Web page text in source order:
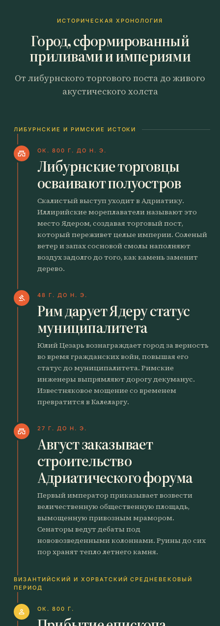
ИСТОРИЧЕСКАЯ ХРОНОЛОГИЯ
Город, сформированный
приливами и империями
От либурнского торгового поста до живого
акустического холста
ЛИБУРНСКИЕ И РИМСКИЕ ИСТОКИ
castle ОК. 800 Г. ДО Н. Э.
Либурнские торговцы
осваивают полуостров
Скалистый выступ уходит в Адриатику.
Иллирийские мореплаватели называют это
место Ядером, создавая торговый пост,
который переживет целые империи. Соленый
ветер и запах сосновой смолы наполняют
воздух задолго до того, как камень заменит
дерево.
gavel 48 Г. ДО Н. Э.
Рим дарует Ядеру статус
муниципалитета
Юлий Цезарь вознаграждает город за верность
во время гражданских войн, повышая его
статус до муниципалитета. Римские
инженеры выпрямляют дорогу декуманус.
Известняковое мощение со временем
превратится в Калеларгу.
castle 27 Г. ДО Н. Э.
Август заказывает
строительство
Адриатического форума
Первый император приказывает возвести
величественную общественную площадь,
вымощенную привозным мрамором.
Сенаторы ведут дебаты под
нововозведенными колоннами. Руины до сих
пор хранят тепло летнего камня.
ВИЗАНТИЙСКИЙ И ХОРВАТСКИЙ СРЕДНЕВЕКОВЫЙ
ПЕРИОД
person ОК. 800 Г.